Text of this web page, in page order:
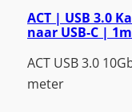
ACT | USB 3.0
naar USB-C |
ACT USB 3.0
meter